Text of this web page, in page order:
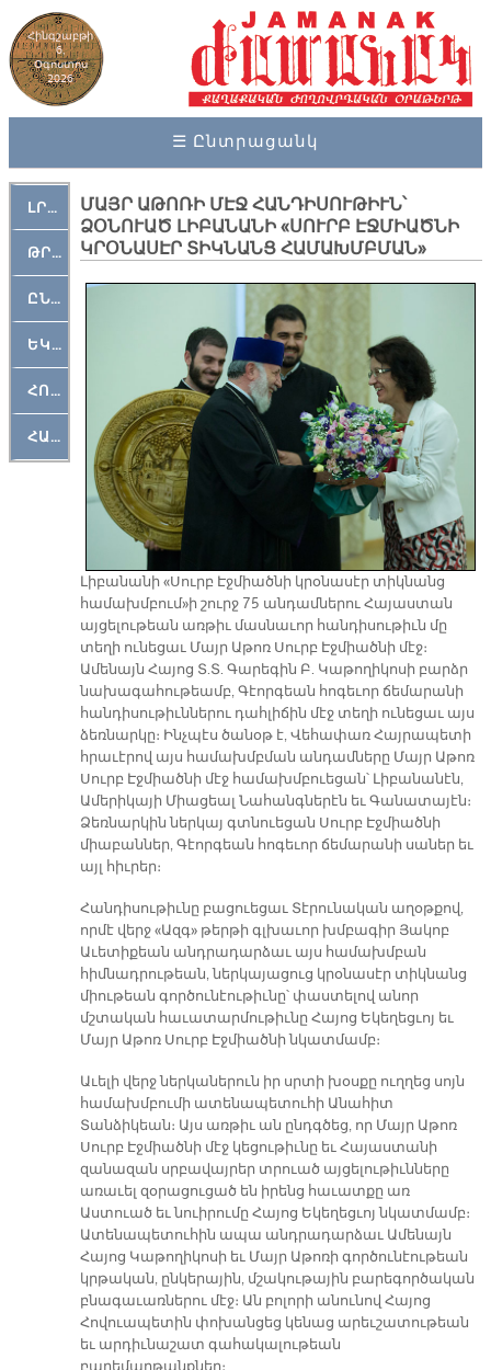
Հինգշաբթի
6,
Օգոստոս
2026
☰ Ընտրացանկ
ԼՐԱՀՈՍ
ԹՐՔԱՀԱՅ ԿԵԱՆՔ
ԸՆԿԵՐԱՄՇԱԿՈՒԹԱՅԻՆ
ԵԿԵՂԵՑԱԿԱՆ
ՀՈԳԵՄՏԱՒՈՐ
ՀԱՐԹԱԿ
ՄԱՅՐ ԱԹՈՌԻ ՄԷՋ ՀԱՆԴԻՍՈՒԹԻՒՆ՝
ՁՕՆՈՒԱԾ ԼԻԲԱՆԱՆԻ «ՍՈՒՐԲ ԷՋՄԻԱԾՆԻ
ԿՐՕՆԱՍԷՐ ՏԻԿՆԱՆՑ ՀԱՄԱԽՄԲՄԱՆ»
Լիբանանի «Սուրբ Էջմիածնի կրօնասէր տիկնանց
համախմբում»ի շուրջ 75 անդամներու Հայաստան
այցելութեան առթիւ մասնաւոր հանդիսութիւն մը
տեղի ունեցաւ Մայր Աթոռ Սուրբ Էջմիածնի մէջ։
Ամենայն Հայոց Տ.Տ. Գարեգին Բ. Կաթողիկոսի բարձր
նախագահութեամբ, Գէորգեան հոգեւոր ճեմարանի
հանդիսութիւններու դահլիճին մէջ տեղի ունեցաւ այս
ձեռնարկը։ Ինչպէս ծանօթ է, Վեհափառ Հայրապետի
հրաւէրով այս համախմբման անդամները Մայր Աթոռ
Սուրբ Էջմիածնի մէջ համախմբուեցան՝ Լիբանանէն,
Ամերիկայի Միացեալ Նահանգներէն եւ Գանատայէն։
Ձեռնարկին ներկայ գտնուեցան Սուրբ Էջմիածնի
միաբաններ, Գէորգեան հոգեւոր ճեմարանի սաներ եւ
այլ հիւրեր։
Հանդիսութիւնը բացուեցաւ Տէրունական աղօթքով,
որմէ վերջ «Ազգ» թերթի գլխաւոր խմբագիր Յակոբ
Աւետիքեան անդրադարձաւ այս համախմբան
հիմնադրութեան, ներկայացուց կրօնասէր տիկնանց
միութեան գործունէութիւնը՝ փաստելով անոր
մշտական հաւատարմութիւնը Հայոց Եկեղեցւոյ եւ
Մայր Աթոռ Սուրբ Էջմիածնի նկատմամբ։
Աւելի վերջ ներկաներուն իր սրտի խօսքը ուղղեց սոյն
համախմբումի ատենապետուհի Անահիտ
Տանձիկեան։ Այս առթիւ ան ընդգծեց, որ Մայր Աթոռ
Սուրբ Էջմիածնի մէջ կեցութիւնը եւ Հայաստանի
զանազան սրբավայրեր տրուած այցելութիւնները
առաւել զօրացուցած են իրենց հաւատքը առ
Աստուած եւ նուիրումը Հայոց Եկեղեցւոյ նկատմամբ։
Ատենապետուհին ապա անդրադարձաւ Ամենայն
Հայոց Կաթողիկոսի եւ Մայր Աթոռի գործունէութեան
կրթական, ընկերային, մշակութային բարեգործական
բնագաւառներու մէջ։ Ան բոլորի անունով Հայոց
Հովուապետին փոխանցեց կենաց արեւշատութեան
եւ արդիւնաշատ գահակալութեան